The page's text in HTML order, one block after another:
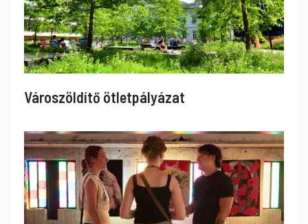
Városzöldítő ötletpályázat